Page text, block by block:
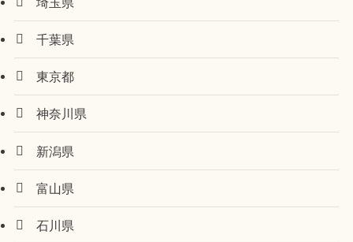
千葉県
東京都
神奈川県
新潟県
富山県
石川県